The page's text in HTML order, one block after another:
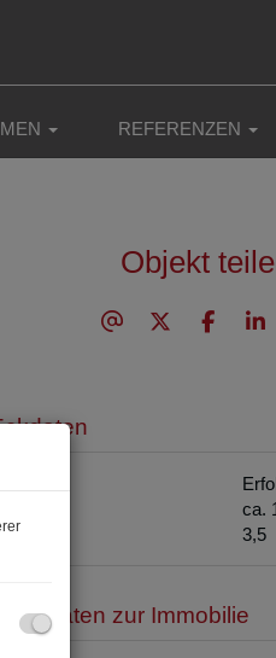
REFERENZEN
Objekt
ca.
3,5
Basisdaten zur Immobilie